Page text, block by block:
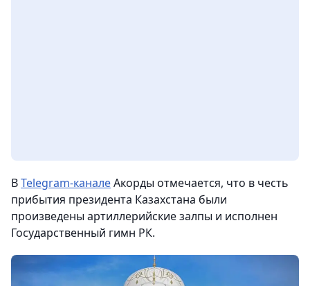
ВTelegram-каналеАкорды отмечается, что в честь
прибытия президента Казахстана были
произведены артиллерийские залпы и исполнен
Государственный гимн РК.